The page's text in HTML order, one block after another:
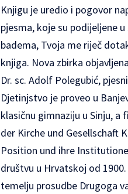
Knjigu je uredio i pogovor
pjesma, koje su podijeljene
badema, Tvoja me riječ
knjiga. Nova zbirka
Dr. sc. Adolf Polegubić,
Djetinjstvo je proveo u
klasičnu gimnaziju u Sinju,
der Kirche und Gesellschaft
Position und ihre
društvu u Hrvatskoj od
temelju prosudbe Drugoga